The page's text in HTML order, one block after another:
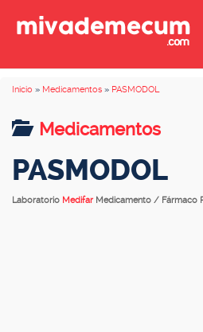
Inicio » Medicamentos » PASMODOL
Medicamentos
PASMODOL
Laboratorio Medifar Medicamento / Fármaco